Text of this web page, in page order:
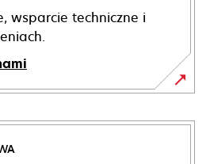
wsparcie techniczne i